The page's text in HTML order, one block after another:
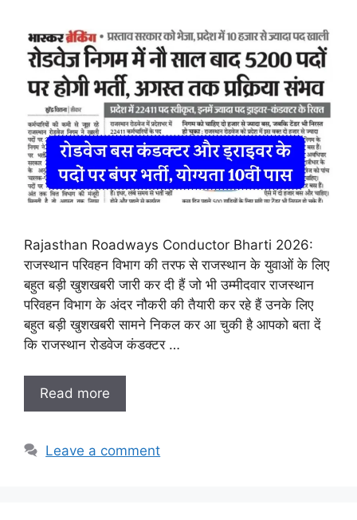
Rajasthan Roadways Conductor Bharti 2026:
राजस्थान परिवहन विभाग की तरफ से राजस्थान के युवाओं के लिए
बहुत बड़ी खुशखबरी जारी कर दी हैं जो भी उम्मीदवार राजस्थान
परिवहन विभाग के अंदर नौकरी की तैयारी कर रहे हैं उनके लिए
बहुत बड़ी खुशखबरी सामने निकल कर आ चुकी है आपको बता दें
कि राजस्थान रोडवेज कंडक्टर …
Read more
Leave a comment